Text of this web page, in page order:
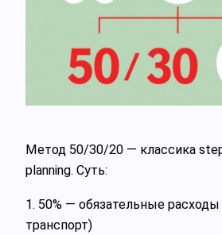
Метод 50/30/20 — классика
planning. Суть:
1. 50% — обязательные
транспорт)